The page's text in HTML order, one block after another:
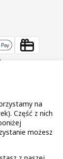
na
Część z nich
możesz